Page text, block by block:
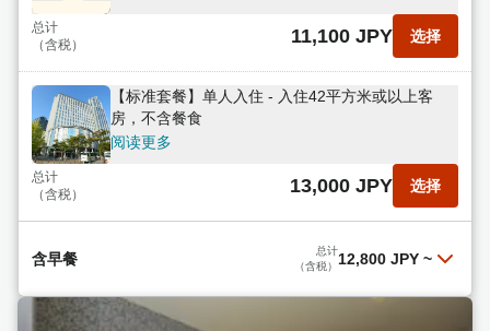
总计
（含税）
11,100 JPY 选择
【标准套餐】单人入住 - 入住42平方米或以上客
房，不含餐食
阅读更多
总计
（含税）
13,000 JPY 选择
含早餐
总计
（含税） 12,800 JPY ~
【不可退款套餐】旅行支持 如果您的行程已确定，